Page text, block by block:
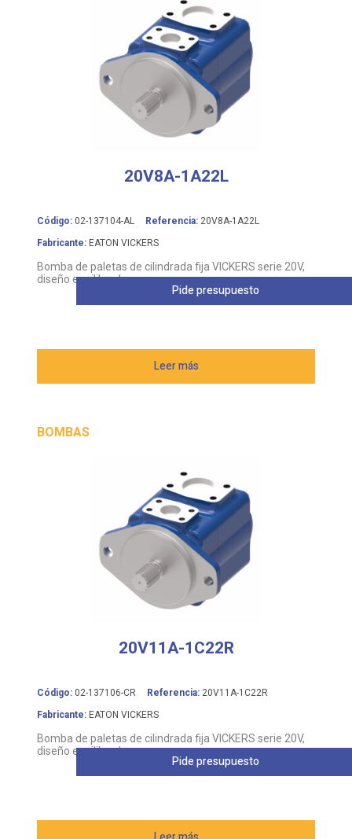
20V8A-1A22L
Código: 02-137104-AL Referencia: 20V8A-1A22L
Fabricante: EATON VICKERS
Bomba de paletas de cilindrada fija VICKERS serie 20V,
diseño equilibrado
Leer más
Pide presupuesto
BOMBAS
20V11A-1C22R
Código: 02-137106-CR Referencia: 20V11A-1C22R
Fabricante: EATON VICKERS
Bomba de paletas de cilindrada fija VICKERS serie 20V,
diseño equilibrado
Pide presupuesto